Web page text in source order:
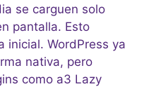
se carguen solo
pantalla. Esto
inicial. WordPress ya
nativa, pero
como a3 Lazy